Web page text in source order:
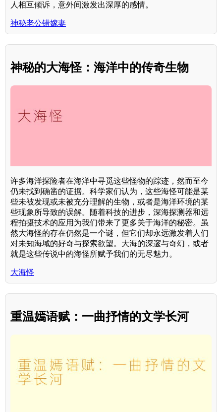
人相互倾诉，意外间激发出深厚的感情。
神秘老公错嫁妻
神秘的大海怪：海洋中的传奇生物
许多海洋探险者在海洋中寻觅这些怪物的踪迹，然而至今
仍未找到确凿的证据。科学家们认为，这些海怪可能是某
些未被发现或未被充分理解的生物，或者是海洋环境的某
些现象所导致的误解。随着科技的进步，深海探测器和远
程拍摄技术的应用为我们带来了更多关于海洋的秘密。虽
然大海怪的存在仍然是一个谜，但它们却永远激发着人们
对未知海域的好奇与探索欲望。大海的深邃与奇幻，或者
就是这些传说中的海怪所赋予我们的无尽魅力。
大海怪
重温嫣语赋：一曲抒情的文学长河